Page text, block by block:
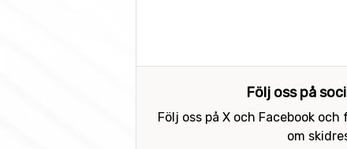
Följ oss på
Följ oss på X och Facebook
om